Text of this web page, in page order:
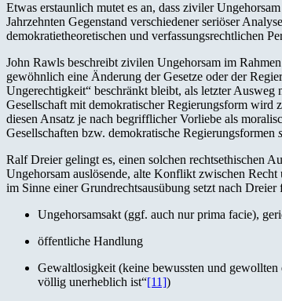
Etwas erstaunlich mutet es an, dass ziviler
Jahrzehnten Gegenstand verschiedener seriöser
demokratietheoretischen und verfassungsrechtlichen
John Rawls beschreibt zivilen Ungehorsam im
gewöhnlich eine Änderung der Gesetze oder der
Ungerechtigkeit“ beschränkt bleibt, als letzter
Gesellschaft mit demokratischer Regierungsform wird
diesen Ansatz je nach begrifflicher Vorliebe als
Gesellschaften bzw. demokratische Regierungsformen
Ralf Dreier gelingt es, einen solchen rechtsethischen
Ungehorsam auslösende, alte Konflikt zwischen
im Sinne einer Grundrechtsausübung setzt nach Dreier
Ungehorsamsakt (ggf. auch nur prima facie),
öffentliche Handlung
Gewaltlosigkeit (keine bewussten und gewollten
völlig unerheblich ist“[11])